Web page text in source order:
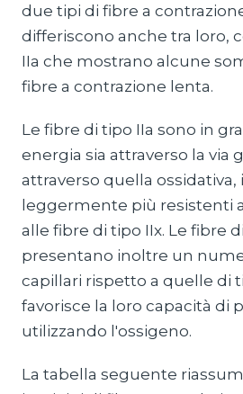
due tipi di fibre a
differiscono anche tra loro,
IIa che mostrano alcune
fibre a contrazione lenta.
Le fibre di tipo IIa sono in
energia sia attraverso la via
attraverso quella ossidativa,
leggermente più resistenti
alle fibre di tipo IIx. Le fibre
presentano inoltre un
capillari rispetto a quelle di
favorisce la loro capacità di
utilizzando l'ossigeno.
La tabella seguente